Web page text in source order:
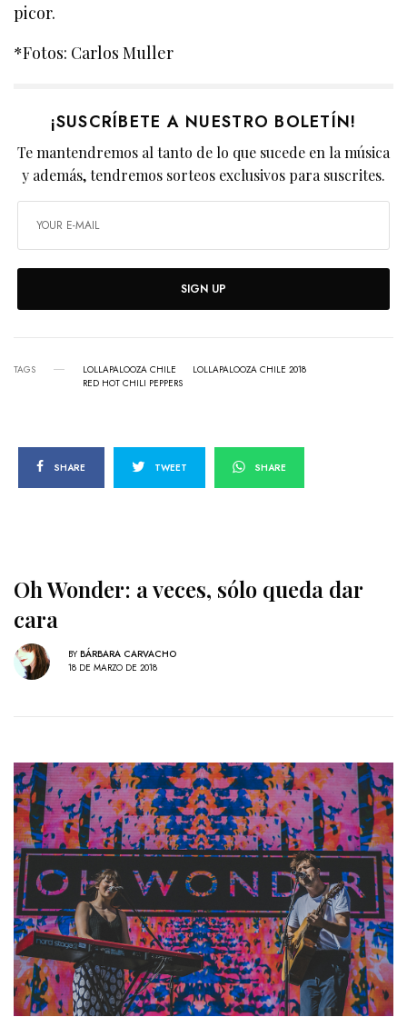
picor.
*Fotos: Carlos Muller
¡SUSCRÍBETE A NUESTRO BOLETÍN!
Te mantendremos al tanto de lo que sucede en la música
y además, tendremos sorteos exclusivos para suscrites.
SIGN UP
TAGS LOLLAPALOOZA CHILE
LOLLAPALOOZA CHILE 2018
RED HOT CHILI PEPPERS
SHARE TWEET SHARE
Oh Wonder: a veces, sólo queda dar
cara
BY BÁRBARA CARVACHO
18 DE MARZO DE 2018